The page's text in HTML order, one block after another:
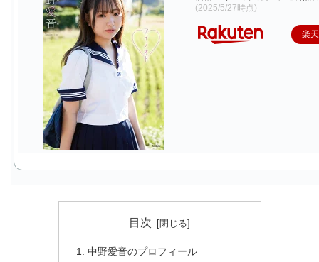
(2025/5/27時点)
楽
目次
中野愛音のプロフィール